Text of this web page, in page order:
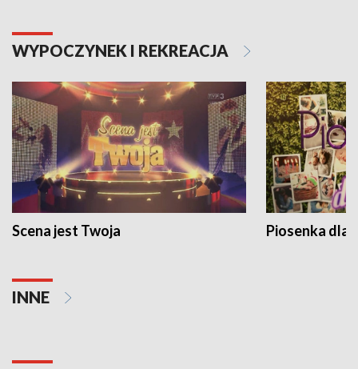
WYPOCZYNEK I REKREACJA
Scena jest Twoja Piosenka dla
INNE